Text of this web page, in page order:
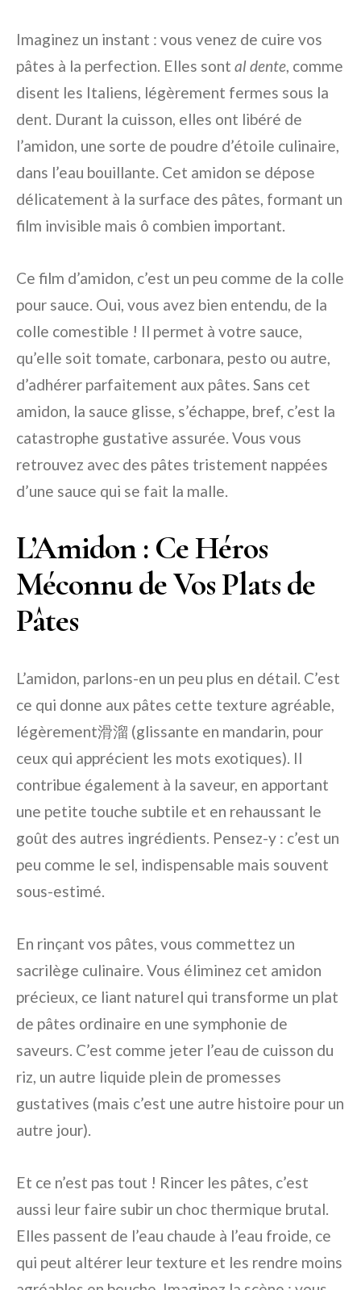
Imaginez un instant : vous venez de cuire vos
pâtes à la perfection. Elles sont al dente, comme
disent les Italiens, légèrement fermes sous la
dent. Durant la cuisson, elles ont libéré de
l’amidon, une sorte de poudre d’étoile culinaire,
dans l’eau bouillante. Cet amidon se dépose
délicatement à la surface des pâtes, formant un
film invisible mais ô combien important.
Ce film d’amidon, c’est un peu comme de la colle
pour sauce. Oui, vous avez bien entendu, de la
colle comestible ! Il permet à votre sauce,
qu’elle soit tomate, carbonara, pesto ou autre,
d’adhérer parfaitement aux pâtes. Sans cet
amidon, la sauce glisse, s’échappe, bref, c’est la
catastrophe gustative assurée. Vous vous
retrouvez avec des pâtes tristement nappées
d’une sauce qui se fait la malle.
L’Amidon : Ce Héros
Méconnu de Vos Plats de
Pâtes
L’amidon, parlons-en un peu plus en détail. C’est
ce qui donne aux pâtes cette texture agréable,
légèrement滑溜 (glissante en mandarin, pour
ceux qui apprécient les mots exotiques). Il
contribue également à la saveur, en apportant
une petite touche subtile et en rehaussant le
goût des autres ingrédients. Pensez-y : c’est un
peu comme le sel, indispensable mais souvent
sous-estimé.
En rinçant vos pâtes, vous commettez un
sacrilège culinaire. Vous éliminez cet amidon
précieux, ce liant naturel qui transforme un plat
de pâtes ordinaire en une symphonie de
saveurs. C’est comme jeter l’eau de cuisson du
riz, un autre liquide plein de promesses
gustatives (mais c’est une autre histoire pour un
autre jour).
Et ce n’est pas tout ! Rincer les pâtes, c’est
aussi leur faire subir un choc thermique brutal.
Elles passent de l’eau chaude à l’eau froide, ce
qui peut altérer leur texture et les rendre moins